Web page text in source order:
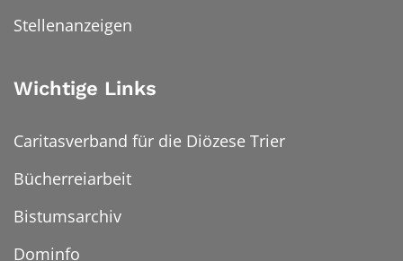
Stellenanzeigen
Wichtige Links
Caritasverband für die Diözese Trier
Bücherreiarbeit
Bistumsarchiv
Dominfo